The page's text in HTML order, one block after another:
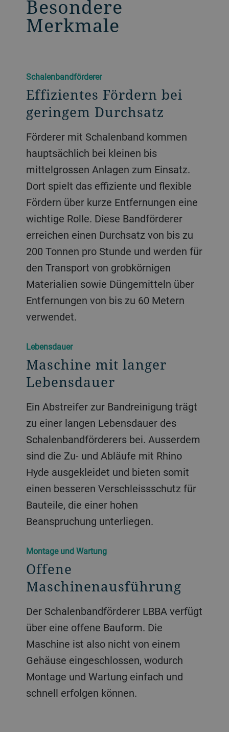
Besondere
Merkmale
Schalenbandförderer
Effizientes Fördern bei
geringem Durchsatz
Förderer mit Schalenband kommen
hauptsächlich bei kleinen bis
mittelgrossen Anlagen zum Einsatz.
Dort spielt das effiziente und flexible
Fördern über kurze Entfernungen eine
wichtige Rolle. Diese Bandförderer
erreichen einen Durchsatz von bis zu
200 Tonnen pro Stunde und werden für
den Transport von grobkörnigen
Materialien sowie Düngemitteln über
Entfernungen von bis zu 60 Metern
verwendet.
Lebensdauer
Maschine mit langer
Lebensdauer
Ein Abstreifer zur Bandreinigung trägt
zu einer langen Lebensdauer des
Schalenbandförderers bei. Ausserdem
sind die Zu- und Abläufe mit Rhino
Hyde ausgekleidet und bieten somit
einen besseren Verschleissschutz für
Bauteile, die einer hohen
Beanspruchung unterliegen.
Montage und Wartung
Offene
Maschinenausführung
Der Schalenbandförderer LBBA verfügt
über eine offene Bauform. Die
Maschine ist also nicht von einem
Gehäuse eingeschlossen, wodurch
Montage und Wartung einfach und
schnell erfolgen können.